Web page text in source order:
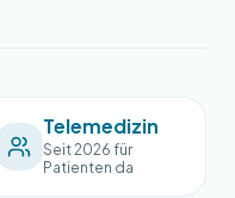
Telemedizin
Seit 2026 für
Patienten da